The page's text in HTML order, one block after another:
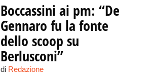
Boccassini ai pm: “De
Gennaro fu la fonte
dello scoop su
Berlusconi”
di Redazione